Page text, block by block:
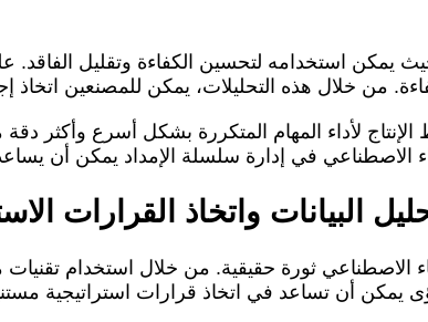
يمكن استخدامه لتحسين الكفاءة وتقليل الفاقد.
من خلال هذه التحليلات، يمكن للمصنعين
لأداء المهام المتكررة بشكل أسرع
الاصطناعي في إدارة سلسلة الإمداد يمكن أن
البيانات واتخاذ القرارات
الاصطناعي ثورة حقيقية. من خلال استخدام
أن تساعد في اتخاذ قرارات استراتيجية